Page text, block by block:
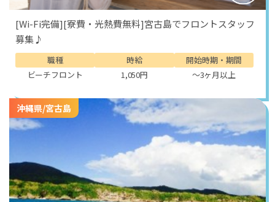
[Wi-Fi完備][寮費・光熱費無料]宮古島でフロントスタッフ
募集♪
職種
ビーチフロント
時給
1,050円
開始時期・期間
～3ヶ月以上
沖縄県/宮古島